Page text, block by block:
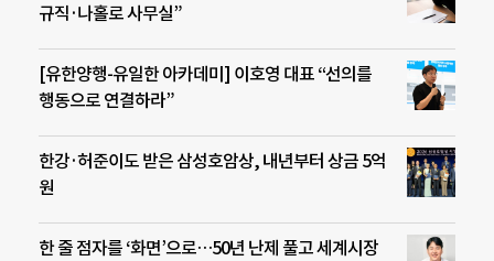
규직·나홀로 사무실”
[유한양행-유일한 아카데미] 이호영 대표 “선의를
행동으로 연결하라”
한강·허준이도 받은 삼성호암상, 내년부터 상금 5억
원
한 줄 점자를 ‘화면’으로…50년 난제 풀고 세계시장